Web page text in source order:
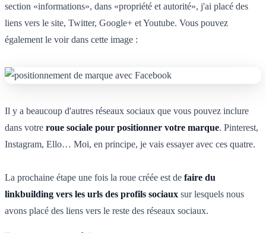
section «informations», dans «propriété et autorité», j'ai placé des
liens vers le site, Twitter, Google+ et Youtube. Vous pouvez
également le voir dans cette image :
Il y a beaucoup d'autres réseaux sociaux que vous pouvez inclure
dans votre roue sociale pour positionner votre marque. Pinterest,
Instagram, Ello… Moi, en principe, je vais essayer avec ces quatre.
La prochaine étape une fois la roue créée est de faire du
linkbuilding vers les urls des profils sociaux sur lesquels nous
avons placé des liens vers le reste des réseaux sociaux.